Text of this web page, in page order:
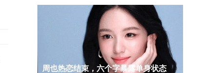
周也热恋结束，六个字暴露单身状态